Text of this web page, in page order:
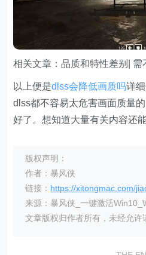
相关文章：品质和特性差别|
以上便是dlss会降低画质吗详
dlss都不容易太危害画面质量
好了。想知道大量有关内容还
版权声明：
作者：暴风侠
链接： https://xitongmac.com/
来源：暴风侠_一键激活
文章版权归作者所有，未经允许